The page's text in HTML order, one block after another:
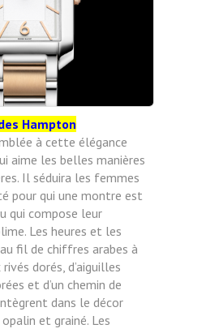
Hampton
à cette élégance
aime les belles manières
Il séduira les femmes
pour qui une montre est
qui compose leur
Les heures et les
fil de chiffres arabes à
dorés, d’aiguilles
et d’un chemin de
dans le décor
et grainé. Les